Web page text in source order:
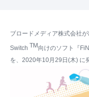
ブロードメディア株式会社
Switch TM 向けのソフト『
を、2020年10月29日(木) に